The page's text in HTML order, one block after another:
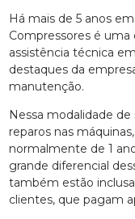
Há mais de 5 anos
Compressores é uma
assistência técnica
destaques da
manutenção.
Nessa modalidade
reparos nas
normalmente de 1
grande diferencial
também estão
clientes, que pagam